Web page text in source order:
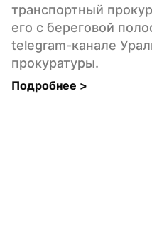
транспортный
его с береговой
telegram-канале
прокуратуры.
Подробнее >